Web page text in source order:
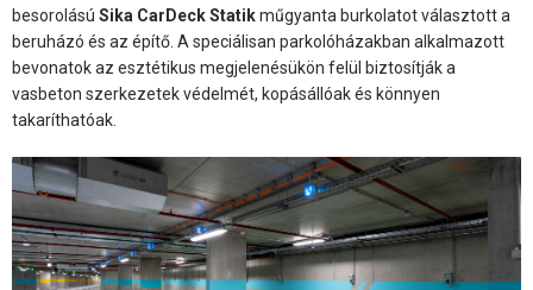
besorolású Sika CarDeck Statikműgyanta burkolatot választott a
beruházó és az építő. A speciálisan parkolóházakban alkalmazott
bevonatok az esztétikus megjelenésükön felül biztosítják a
vasbeton szerkezetek védelmét, kopásállóak és könnyen
takaríthatóak.